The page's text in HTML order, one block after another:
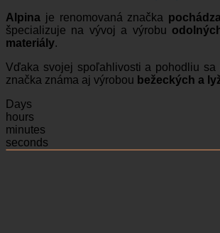
Alpina je renomovaná značka
špecializuje na vývoj a výrobu
materiály.
Vďaka svojej spoľahlivosti a pohodliu
značka známa aj výrobou bežeckých a
Days
hours
minutes
seconds